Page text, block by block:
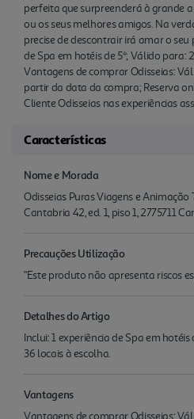
perfeita que surpreenderá à grande
ou os seus melhores amigos. Na
precise de descontrair irá amar o seu
de Spa em hotéis de 5*; Válido para:
Vantagens de comprar Odisseias:
partir da data da compra; Reserva
Cliente Odisseias nas experiências
Características
Nome e Morada
Odisseias Puras Viagens e Animação
Cantabria 42, ed. 1, piso 1, 2775711
Precauções Utilização
"Este produto não apresenta riscos
Detalhes do Artigo
Inclui: 1 experiência de Spa em
36 locais à escolha.
Vantagens
Vantagens de comprar Odisseias: